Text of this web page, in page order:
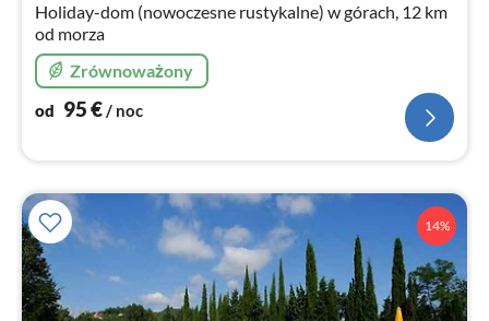
Holiday-dom (nowoczesne rustykalne) w górach, 12 km
od morza
Zrównoważony
od 95€/ noc
14%